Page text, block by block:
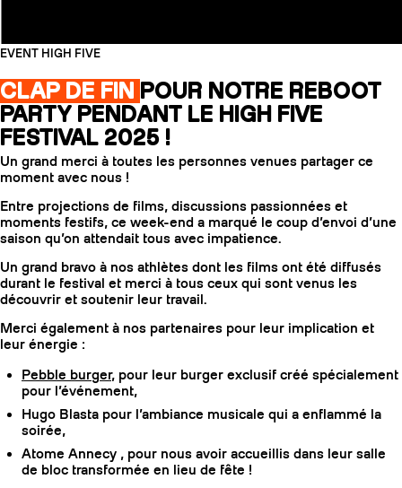
EVENT HIGH FIVE
CLAP DE FIN POUR NOTRE REBOOT
PARTY PENDANT LE HIGH FIVE
FESTIVAL 2025 !
Un grand merci à toutes les personnes venues partager ce
moment avec nous !
Entre projections de films, discussions passionnées et
moments festifs, ce week-end a marqué le coup d’envoi d’une
saison qu’on attendait tous avec impatience.
Un grand bravo à nos athlètes dont les films ont été diffusés
durant le festival et merci à tous ceux qui sont venus les
découvrir et soutenir leur travail.
Merci également à nos partenaires pour leur implication et
leur énergie :
Pebble burger, pour leur burger exclusif créé spécialement
pour l’événement,
Hugo Blasta pour l’ambiance musicale qui a enflammé la
soirée,
Atome Annecy , pour nous avoir accueillis dans leur salle
de bloc transformée en lieu de fête !